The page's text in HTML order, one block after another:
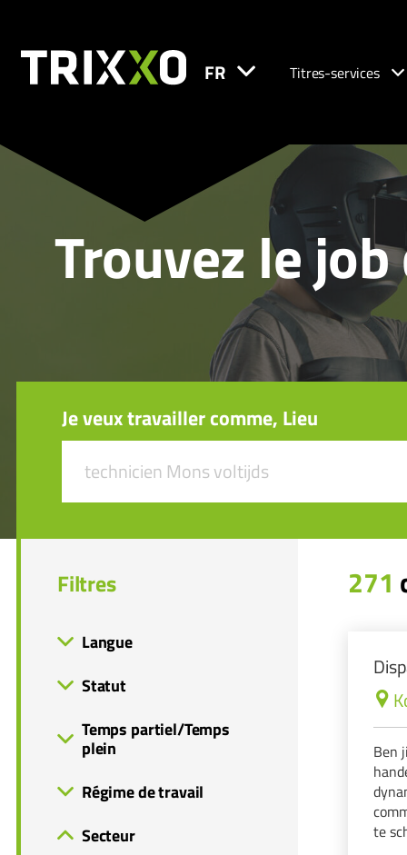
FR Titres-services
Trouvez le
Je veux travailler comme, Lieu
Filtres
Langue
Statut
Temps partiel/Temps
plein
Régime de travail
Secteur
271
Ben
te